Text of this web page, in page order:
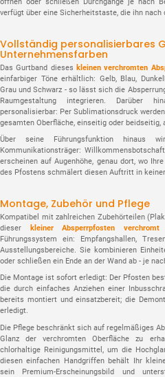
verfügt über eine Sicherheitstaste, die ihn nach
Vollständig personalisierbares
Unternehmensfarben
Das Gurtband dieses kleinen verchromten
einfarbiger Töne erhältlich: Gelb, Blau,
Grau und Schwarz - so lässt sich die
Raumgestaltung integrieren. Darüber
personalisierbar: Per Sublimationsdruck
gesamten Oberfläche, einseitig oder beidseitig,
Über seine Führungsfunktion hinaus
Kommunikationsträger:
erscheinen auf Augenhöhe, genau dort, wo
des Pfostens schmälert diesen Auftritt in
Montage, Zubehör und Pflege
Kompatibel mit zahlreichen Zubehörteilen
dieser
kleiner Absperrpfosten verchromt
Führungssystem ein: Empfangshallen,
Ausstellungsbereiche. Sie kombinieren
oder schließen ein Ende an der Wand ab - je
Die Montage ist sofort erledigt: Der Pfosten
die durch einfaches Anziehen einer
bereits montiert und einsatzbereit; die
erledigt.
Die Pflege beschränkt sich auf regelmäßiges
Glanz der verchromten Oberfläche zu
chlorhaltige Reinigungsmittel, um die
diesen einfachen Handgriffen behält Ihr
sein Premium-Erscheinungsbild und